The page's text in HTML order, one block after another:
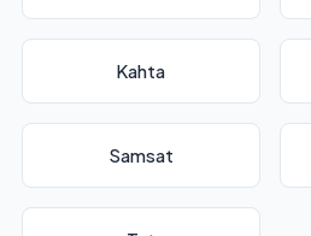
Kahta
Samsat